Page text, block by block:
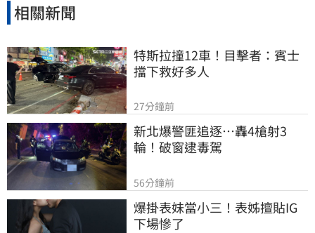
相關新聞
特斯拉撞12車！目擊者：賓士
擋下救好多人
27分鐘前
新北爆警匪追逐…轟4槍射3
輪！破窗逮毒駕
56分鐘前
爆掛表妹當小三！表姊擅貼IG
下場慘了